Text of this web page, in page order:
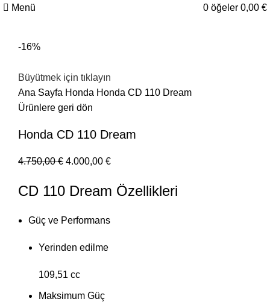
Menü 0 öğeler 0,00 €
-16%
Büyütmek için tıklayın
Ana Sayfa Honda Honda CD 110 Dream
Ürünlere geri dön
Honda CD 110 Dream
4.750,00€ 4.000,00 €
CD 110 Dream Özellikleri
Güç ve Performans
Yerinden edilme
109,51 cc
Maksimum Güç